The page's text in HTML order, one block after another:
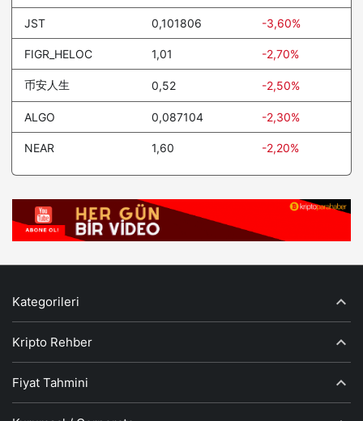
JST 0,101806 -3,60%
FIGR_HELOC 1,01 -2,70%
币安人生 0,52 -2,50%
ALGO 0,087104 -2,30%
NEAR 1,60 -2,20%
Kategorileri
Kripto Rehber
Fiyat Tahmini